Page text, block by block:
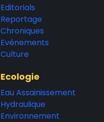
Editorials
Reportage
Chroniques
Evénements
Culture
Ecologie
Eau Assainissement
Hydraulique
Environnement